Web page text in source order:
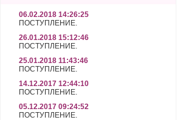
06.02.2018 14:26:25
ПОСТУПЛЕНИЕ.
26.01.2018 15:12:46
ПОСТУПЛЕНИЕ.
25.01.2018 11:43:46
ПОСТУПЛЕНИЕ.
14.12.2017 12:44:10
ПОСТУПЛЕНИЕ.
05.12.2017 09:24:52
ПОСТУПЛЕНИЕ.